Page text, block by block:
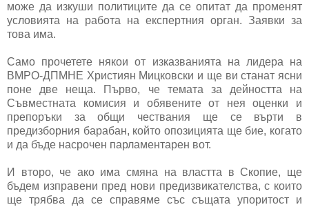
може да изкуши политиците да се опитат да променят
условията на работа на експертния орган. Заявки за
това има.
Само прочетете някои от изказванията на лидера на
ВМРО-ДПМНЕ Християн Мицковски и ще ви станат ясни
поне две неща. Първо, че темата за дейността на
Съвместната комисия и обявените от нея оценки и
препоръки за общи чествания ще се върти в
предизборния барабан, който опозицията ще бие, когато
и да бъде насрочен парламентарен вот.
И второ, че ако има смяна на властта в Скопие, ще
бъдем изправени пред нови предизвикателства, с които
ще трябва да се справяме със същата упоритост и